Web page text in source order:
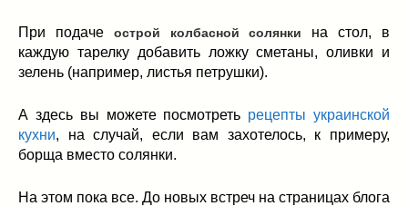
При подаче острой колбасной солянки
на стол, в
каждую тарелку добавить ложку сметаны, оливки и
зелень (например, листья петрушки).
А здесь вы можете посмотреть рецепты украинской
кухни, на случай, если вам захотелось, к примеру,
борща вместо солянки.
На этом пока все. До новых встреч на страницах блога